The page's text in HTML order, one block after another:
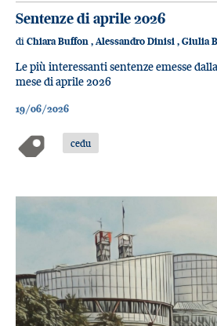
Sentenze di aprile 2026
di Chiara Buffon , Alessandro Dinisi , Giulia
Le più interessanti sentenze emesse
mese di aprile 2026
19/06/2026
cedu